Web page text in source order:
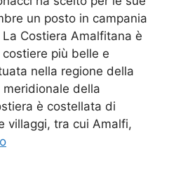
un posto in campania
Costiera Amalfitana è
più belle e
nella regione della
della
è costellata di
villaggi, tra cui Amalfi,